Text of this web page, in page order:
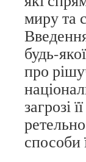
миру та
будь-
про
загрозі
способи